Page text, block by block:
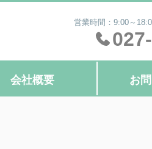
営業時間：9:00～
会社概要 お